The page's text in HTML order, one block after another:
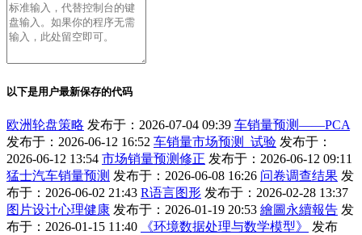
以下是用户最新保存的代码
欧洲轮盘策略 发布于：2026-07-04 09:39 车销量预测——PCA
发布于：2026-06-12 16:52 车销量市场预测_试验 发布于：
2026-06-12 13:54 市场销量预测修正 发布于：2026-06-12 09:11
猛士汽车销量预测 发布于：2026-06-08 16:26 问卷调查结果 发
布于：2026-06-02 21:43 R语言图形 发布于：2026-02-28 13:37
图片设计心理健康 发布于：2026-01-19 20:53 繪圖永續報告 发
布于：2026-01-15 11:40
《环境数据处理与数学模型》
发布